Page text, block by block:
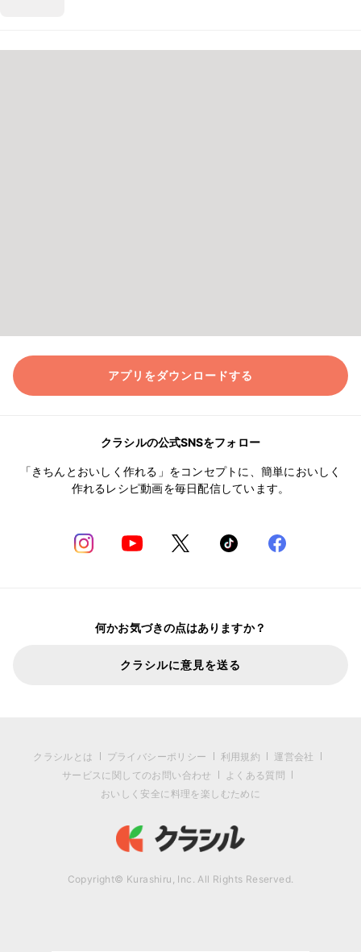
アプリをダウンロードする
クラシルの公式SNSをフォロー
「きちんとおいしく作れる」をコンセプトに、簡単においしく
作れるレシピ動画を毎日配信しています。
何かお気づきの点はありますか？
クラシルに意見を送る
クラシルとは プライバシーポリシー 利用規約
運営会社
サービスに関してのお問い合わせ
よくある質問
おいしく安全に料理を楽しむために
Copyright© Kurashiru, Inc. All Rights Reserved.